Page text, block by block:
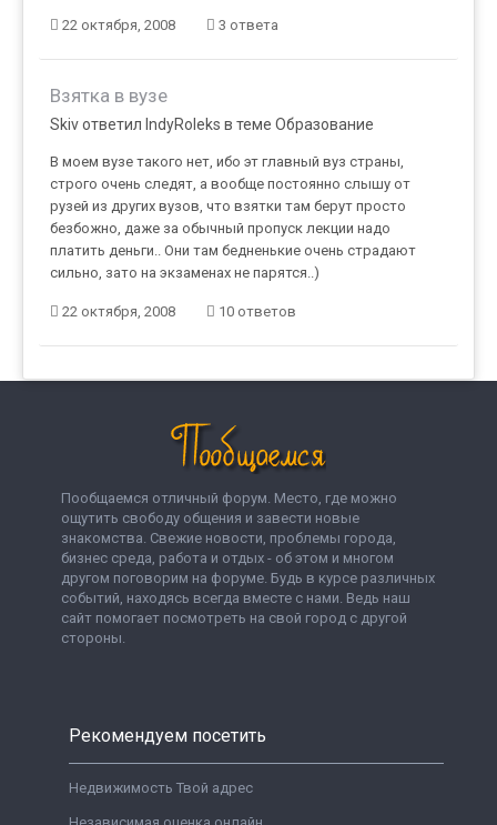
22 октября, 2008 3 ответа
Взятка в вузе
Skiv ответил IndyRoleks в теме Образование
В моем вузе такого нет, ибо эт главный вуз страны,
строго очень следят, а вообще постоянно слышу от
рузей из других вузов, что взятки там берут просто
безбожно, даже за обычный пропуск лекции надо
платить деньги.. Они там бедненькие очень страдают
сильно, зато на экзаменах не парятся..)
22 октября, 2008 10 ответов
Пообщаемся отличный форум. Место, где можно
ощутить свободу общения и завести новые
знакомства. Свежие новости, проблемы города,
бизнес среда, работа и отдых - об этом и многом
другом поговорим на форуме. Будь в курсе различных
событий, находясь всегда вместе с нами. Ведь наш
сайт помогает посмотреть на свой город с другой
стороны.
Рекомендуем посетить
Недвижимость Твой адрес